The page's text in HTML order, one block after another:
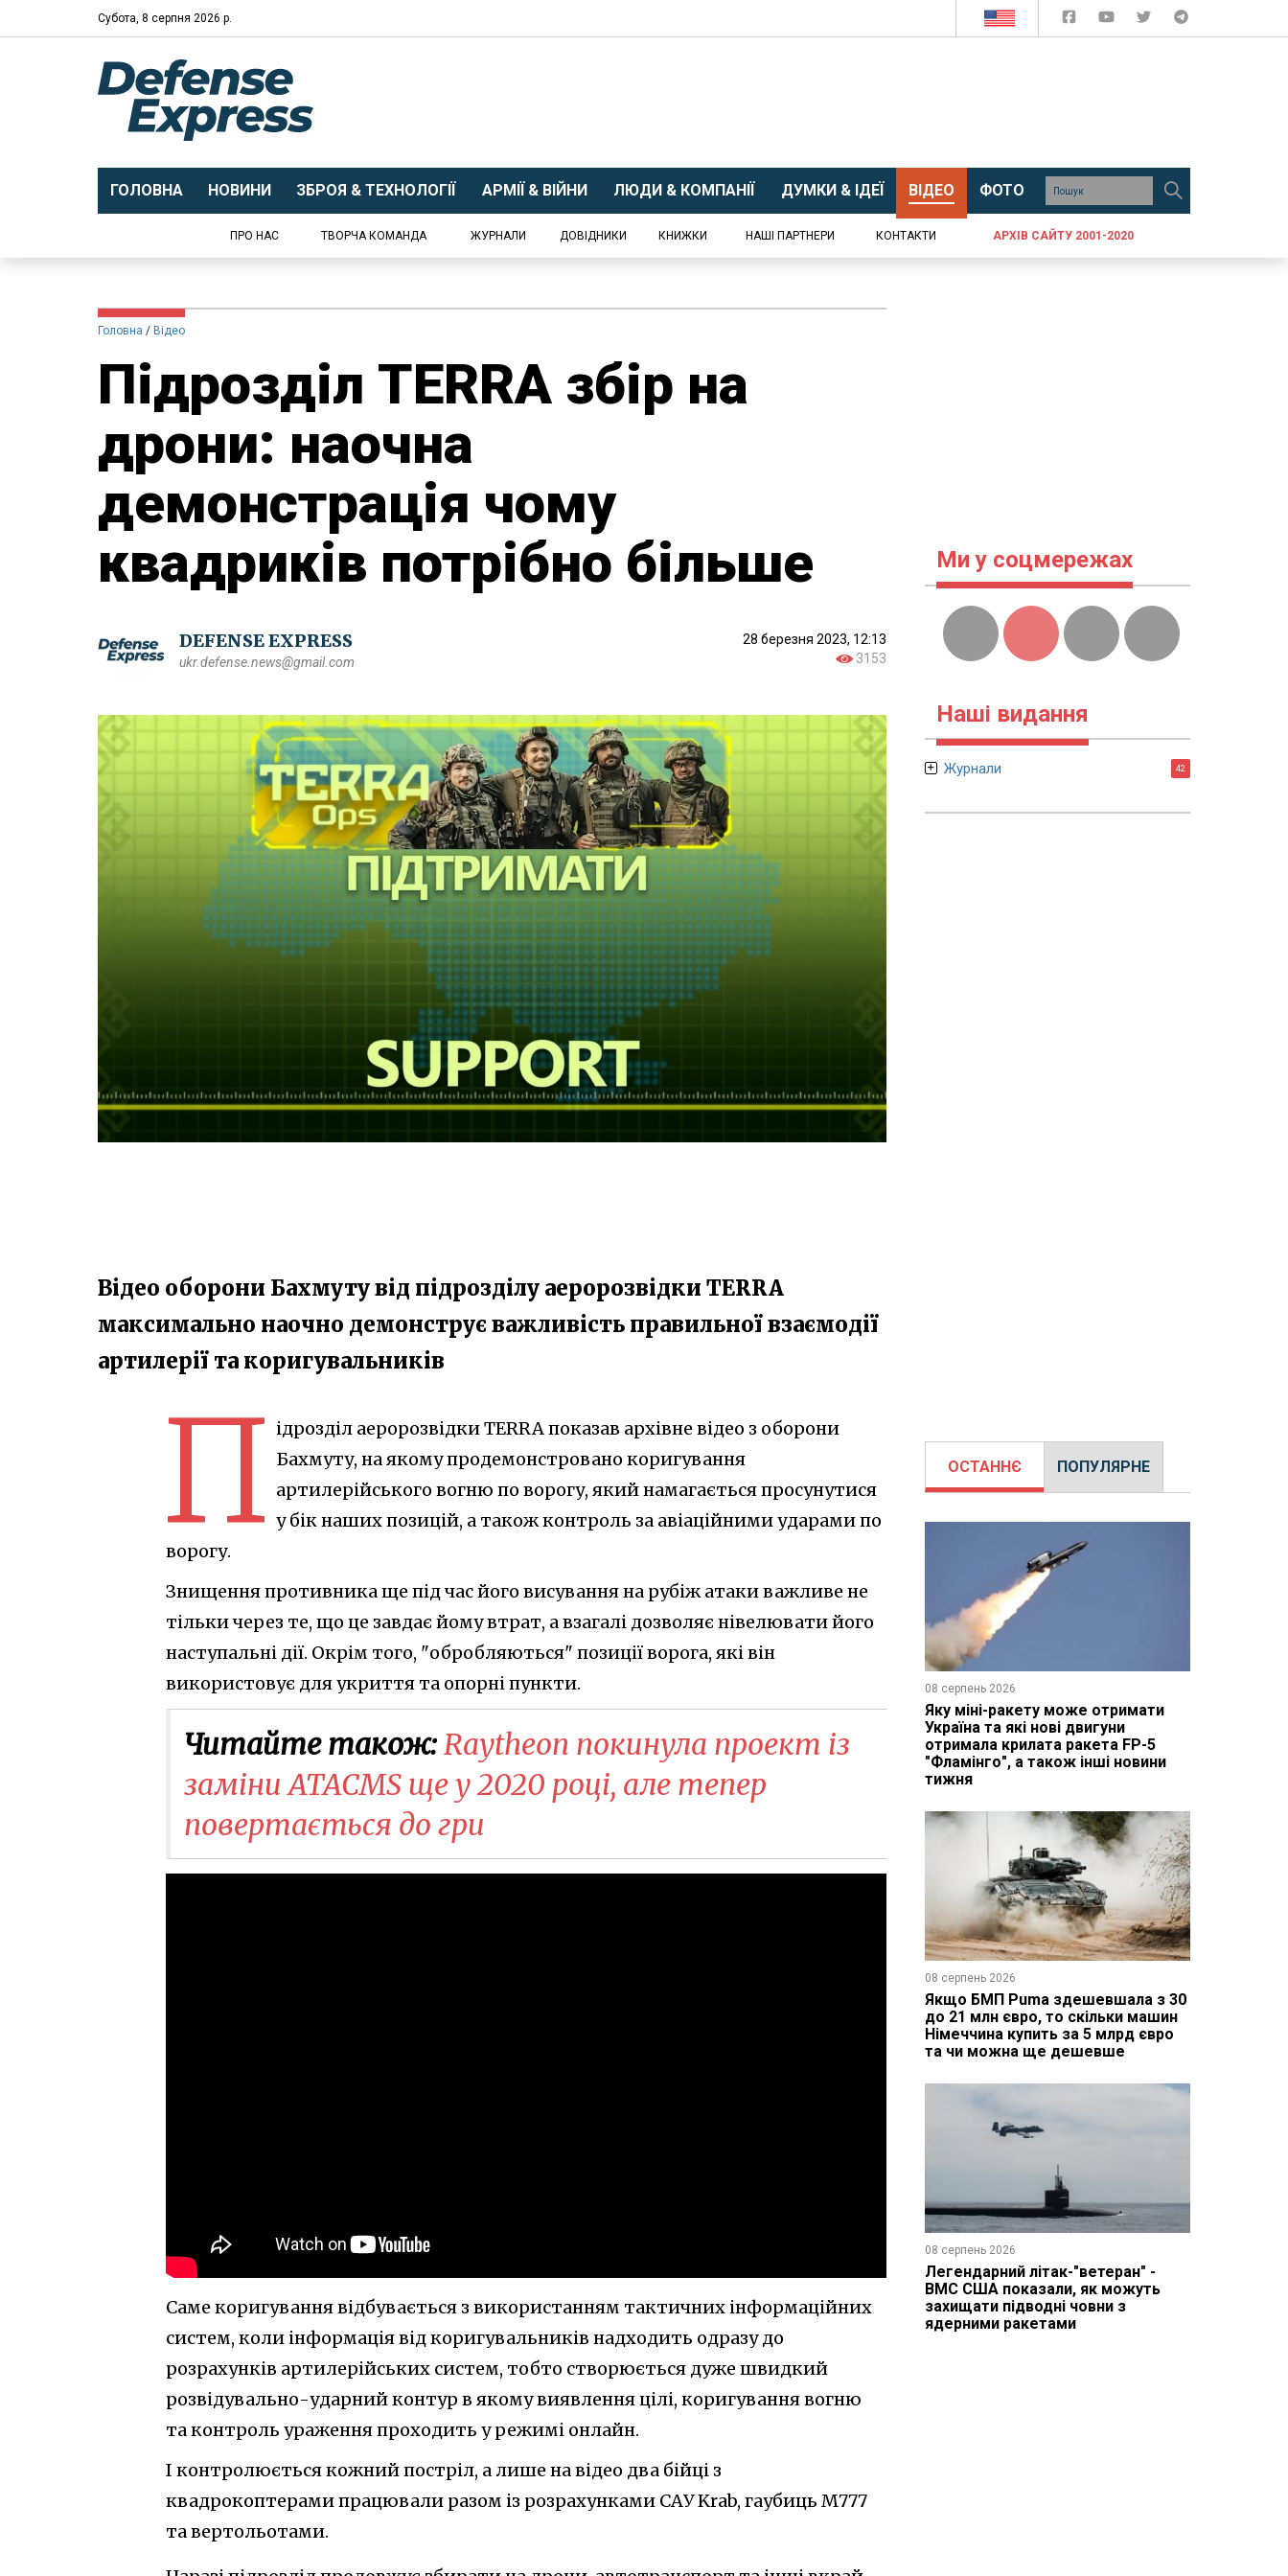
Субота, 8 серпня 2026 р.
ГОЛОВНА НОВИНИ ЗБРОЯ & ТЕХНОЛОГІЇ АРМІЇ & ВІЙНИ ЛЮДИ & КОМПАНІЇ ДУМКИ & ІДЕЇ ВІДЕО ФОТО
ПРО НАС ТВОРЧА КОМАНДА ЖУРНАЛИ ДОВІДНИКИ КНИЖКИ НАШІ ПАРТНЕРИ КОНТАКТИ АРХІВ САЙТУ 2001-2020
Головна Відео
​Підрозділ TERRA збір на
дрони: наочна
демонстрація чому
квадриків потрібно більше
DEFENSE EXPRESS
ukr.defense.news@gmail.com
28 березня 2023, 12:13
3153
Відео оборони Бахмуту від підрозділу аеророзвідки TERRA​
максимально наочно демонструє важливість правильної взаємодії
артилерії та коригувальників
П ідрозділ аеророзвідки TERRA показав архівне відео з оборони
Бахмуту, на якому продемонстровано коригування
артилерійського вогню по ворогу, який намагається просунутися
у бік наших позицій, а також контроль за авіаційними ударами по
ворогу.
Знищення противника ще під час його висування на рубіж атаки важливе не
тільки через те, що це завдає йому втрат, а взагалі дозволяє нівелювати його
наступальні дії. Окрім того, "обробляються" позиції ворога, які він
використовує для укриття та опорні пункти.
Читайте також:Raytheon покинула проект із
заміни ATACMS ще у 2020 році, але тепер
повертається до гри
Саме коригування відбувається з використанням тактичних інформаційних
систем, коли інформація від коригувальників надходить одразу до
розрахунків артилерійських систем, тобто створюється дуже швидкий
розвідувально-ударний контур в якому виявлення цілі, коригування вогню
та контроль ураження проходить у режимі онлайн.
І контролюється кожний постріл, а лише на відео два бійці з
квадрокоптерами працювали разом із розрахунками САУ Krab, гаубиць M777
та вертольотами.
Ми у соцмережах
Наші видання
Журнали 42
ОСТАННЄ ПОПУЛЯРНЕ
08 серпень 2026
Яку міні-ракету може отримати
Україна та які нові двигуни
отримала крилата ракета FP-5
"Фламінго", а також інші новини
тижня
08 серпень 2026
Якщо БМП Puma здешевшала з 30
до 21 млн євро, то скільки машин
Німеччина купить за 5 млрд євро
та чи можна ще дешевше
08 серпень 2026
Легендарний літак-"ветеран" -
ВМС США показали, як можуть
захищати підводні човни з
ядерними ракетами